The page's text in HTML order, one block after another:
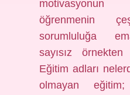
öğrenmenin
sorumluluğa
sayısız örnekten
Eğitim adları
olmayan